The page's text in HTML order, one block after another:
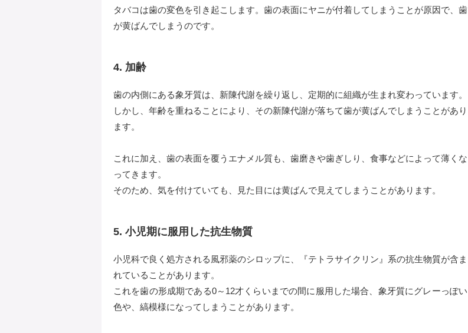
タバコは歯の変色を引き起こします。歯の表面にヤニが付着してしまうことが原因で、歯
が黄ばんでしまうのです。
4. 加齢
歯の内側にある象牙質は、新陳代謝を繰り返し、定期的に組織が生まれ変わっています。
しかし、年齢を重ねることにより、その新陳代謝が落ちて歯が黄ばんでしまうことがあり
ます。
これに加え、歯の表面を覆うエナメル質も、歯磨きや歯ぎしり、食事などによって薄くな
ってきます。
そのため、気を付けていても、見た目には黄ばんで見えてしまうことがあります。
5. 小児期に服用した抗生物質
小児科で良く処方される風邪薬のシロップに、『テトラサイクリン』系の抗生物質が含ま
れていることがあります。
これを歯の形成期である0～12才くらいまでの間に服用した場合、象牙質にグレーっぽい
色や、縞模様になってしまうことがあります。